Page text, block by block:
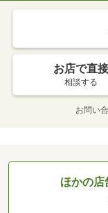
お店で直接
相談する
お問い
ほかの店